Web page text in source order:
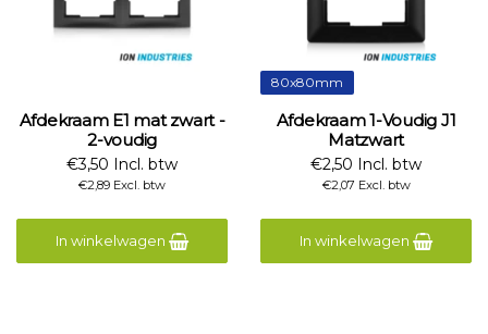
Afdekraam E1 mat zwart -
2-voudig
€3,50 Incl. btw
€2,89 Excl. btw
In winkelwagen
80x80mm
Afdekraam 1-Voudig J1
Matzwart
€2,50 Incl. btw
€2,07 Excl. btw
In winkelwagen